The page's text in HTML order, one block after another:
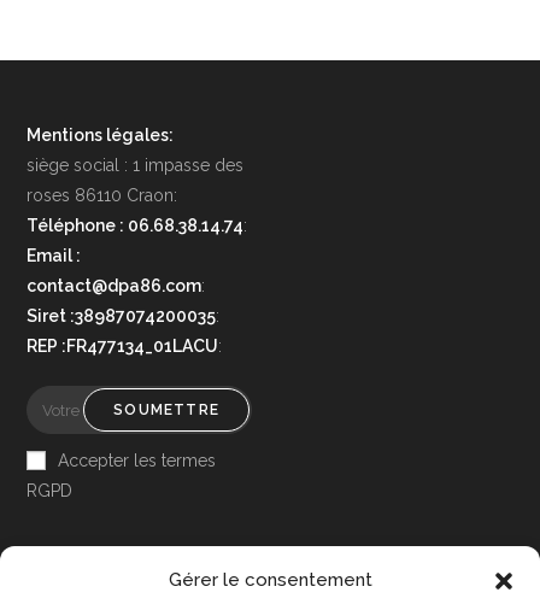
Gérer le consentement
Mentions légales:
siège social : 1 impasse des
roses 86110 Craon:
Téléphone : 06.68.38.14.74:
Email :
contact@dpa86.com:
Siret :38987074200035:
REP :FR477134_01LACU:
SOUMETTRE
Accepter les termes
RGPD